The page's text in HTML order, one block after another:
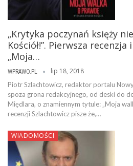
„Krytyka poczynań księży
Kościół!”. Pierwsza
„Moja…
WPRAWO.PL lip 18, 2018
Piotr Szlachtowicz, redaktor portalu
spoza grona redakcyjnego, od deski do
Międlara, o znamiennym tytule: „Moja
recenzji Szlachtowicz pisze że,…
WIADOMOŚCI